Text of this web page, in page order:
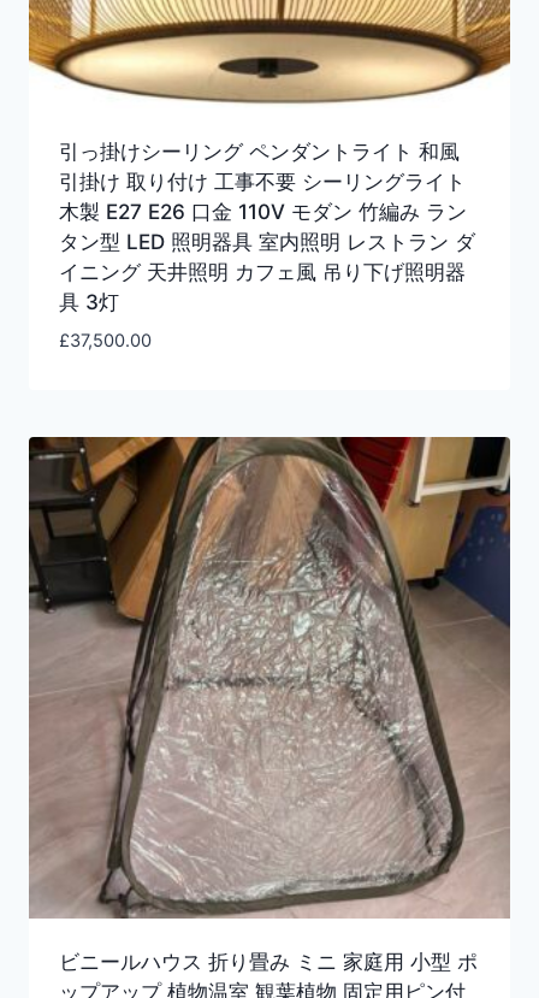
引っ掛けシーリング ペンダントライト 和風
引掛け 取り付け 工事不要 シーリングライト
木製 E27 E26 口金 110V モダン 竹編み ラン
タン型 LED 照明器具 室内照明 レストラン ダ
イニング 天井照明 カフェ風 吊り下げ照明器
具 3灯
£37,500.00
ビニールハウス 折り畳み ミニ 家庭用 小型 ポ
ップアップ 植物温室 観葉植物 固定用ピン付